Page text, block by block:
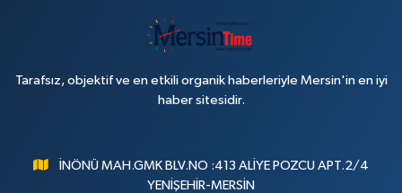
Tarafsız, objektif ve en etkili organik haberleriyle Mersin'in en iyi
haber sitesidir.
İNÖNÜ MAH.GMK BLV.NO :413 ALİYE POZCU APT.2/4
YENİŞEHİR-MERSİN